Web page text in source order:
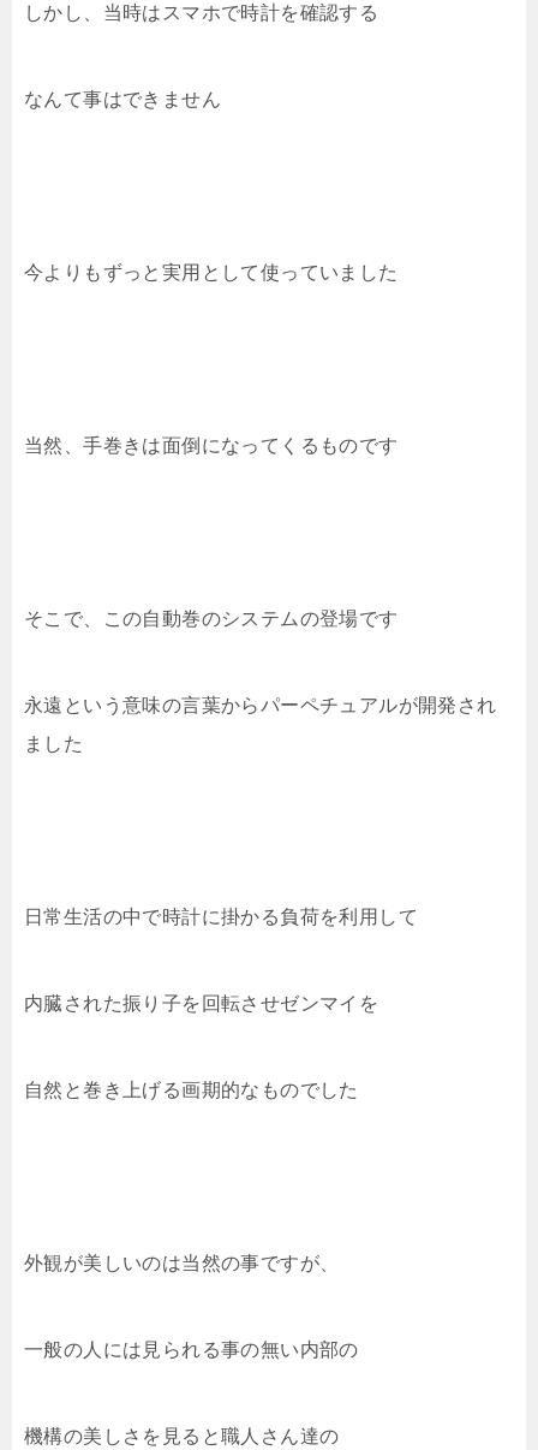
しかし、当時はスマホで時計を確認する
なんて事はできません
今よりもずっと実用として使っていました
当然、手巻きは面倒になってくるものです
そこで、この自動巻のシステムの登場です
永遠という意味の言葉からパーペチュアルが開発され
ました
日常生活の中で時計に掛かる負荷を利用して
内臓された振り子を回転させゼンマイを
自然と巻き上げる画期的なものでした
外観が美しいのは当然の事ですが、
一般の人には見られる事の無い内部の
機構の美しさを見ると職人さん達の